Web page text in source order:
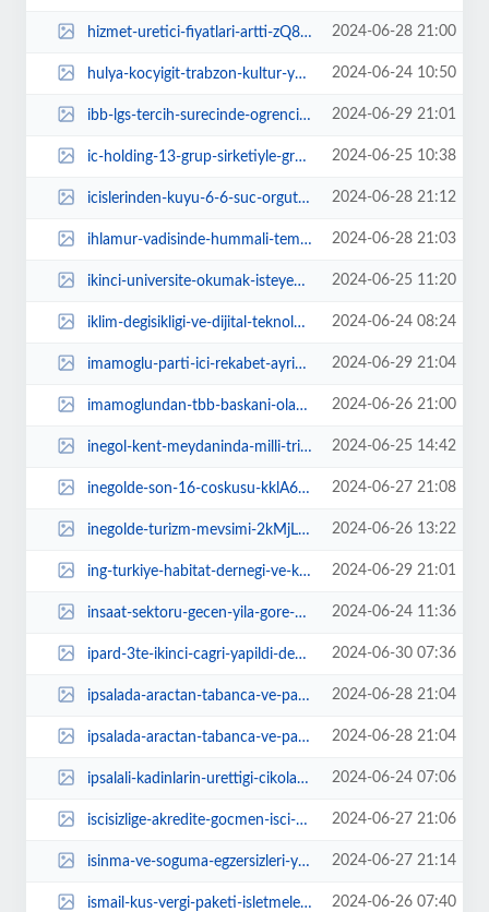
hizmet-uretici-fiyatlari-artti-zQ8g188s.jpg 2024-06-28 21:00
hulya-kocyigit-trabzon-kultur-yolu-festivalinde-bnEQ3Hr3.jpg 2024-06-24 10:50
ibb-lgs-tercih-surecinde-ogrencilere-rehberlik-ve-danismanlik-hizmeti-sunuyor... 2024-06-29 21:01
ic-holding-13-grup-sirketiyle-great-place-to-work-sertifikasi-almaya-hak-kaza... 2024-06-25 10:38
icislerinden-kuyu-6-6-suc-orgutu-daha-cokertildi-n4J6Dcuk.jpg 2024-06-28 21:12
ihlamur-vadisinde-hummali-temizlik-calismasi-8tH5ZmZJ.jpg 2024-06-28 21:03
ikinci-universite-okumak-isteyenlere-yokten-uzucu-karar-26KKTS9W.jpg 2024-06-25 11:20
iklim-degisikligi-ve-dijital-teknolojiler-masaya-yatirildi-Ql3upqT8.jpg 2024-06-24 08:24
imamoglu-parti-ici-rekabet-ayrismanin-degil-butunlesmenin-aracidir-EtD6UN7F.jpg 2024-06-29 21:04
imamoglundan-tbb-baskani-olarak-ilk-etkinlik-eGTrJ5Ll.jpg 2024-06-26 21:00
inegol-kent-meydaninda-milli-tribun-kuruluyor-bVAmjQYW.jpg 2024-06-25 14:42
inegolde-son-16-coskusu-kklA6rMt.jpg 2024-06-27 21:08
inegolde-turizm-mevsimi-2kMjLDAE.jpg 2024-06-26 13:22
ing-turkiye-habitat-dernegi-ve-kagider-is-birligi-ile-kahramanmarasin-yeniden... 2024-06-29 21:01
insaat-sektoru-gecen-yila-gore-yavasladi-Gdi16wl9.jpg 2024-06-24 11:36
ipard-3te-ikinci-cagri-yapildi-destek-butcesi-80-milyon-avro-dnYfZSqd.jpg 2024-06-30 07:36
ipsalada-aractan-tabanca-ve-para-ele-gecirildi-cCAlPA8C.jpg 2024-06-28 21:04
ipsalada-aractan-tabanca-ve-para-ele-gecirildi-RcMOJrFY.jpg 2024-06-28 21:04
ipsalali-kadinlarin-urettigi-cikolatalar-satista-sMM9Y722.jpg 2024-06-24 07:06
iscisizlige-akredite-gocmen-isci-vizesi-cozumu-U6cSYJMw.jpg 2024-06-27 21:06
isinma-ve-soguma-egzersizleri-yapilmali-dogru-teknikler-uygulanmali-Z1d4VuJU.jpg 2024-06-27 21:14
ismail-kus-vergi-paketi-isletmelerimizin-yukunu-agirlastirmamali-OzPZ3qga.jpg 2024-06-26 07:40